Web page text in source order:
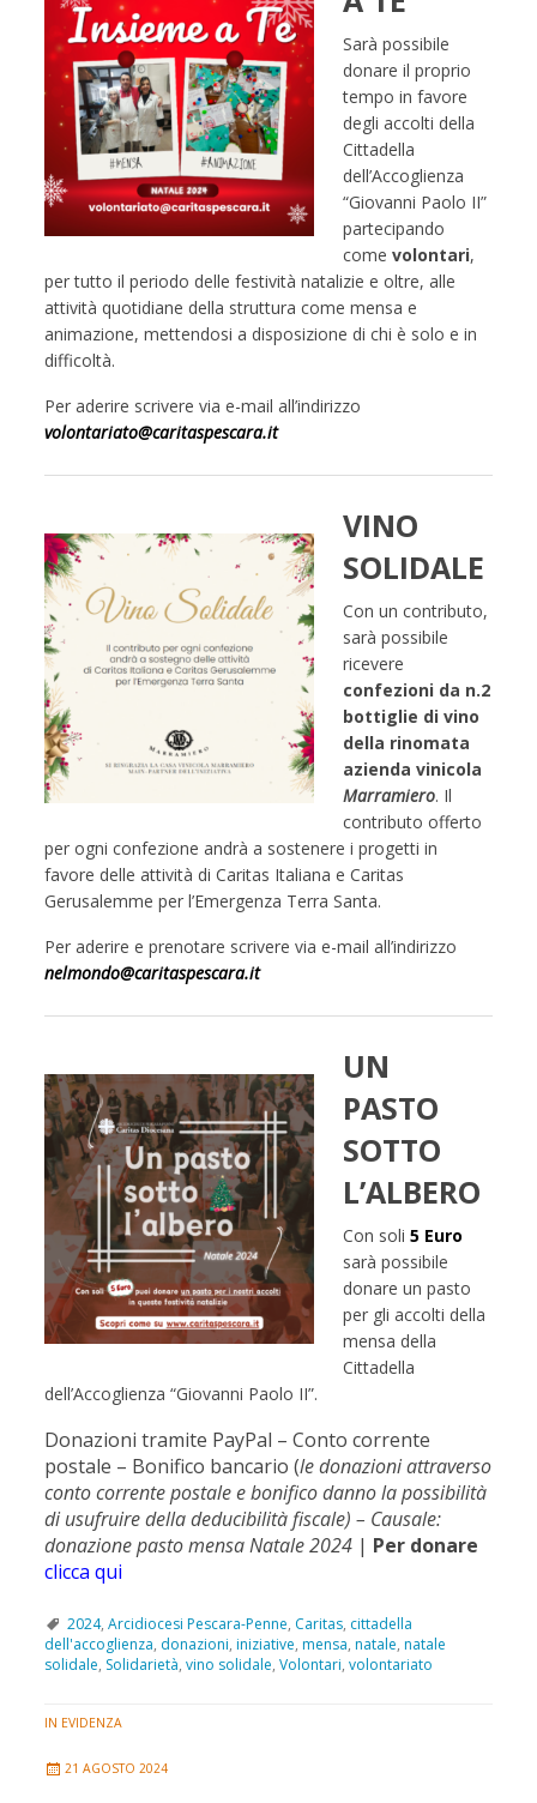
Sarà possibile
donare il proprio
tempo in favore
degli accolti della
Cittadella
dell’Accoglienza
“Giovanni Paolo II”
partecipando
comevolontari,
per tutto il periodo delle festività natalizie e oltre, alle
attività quotidiane della struttura come mensa e
animazione, mettendosi a disposizione di chi è solo e in
difficoltà.
Per aderire scrivere via e-mail all’indirizzo
volontariato@caritaspescara.it
VINO
SOLIDALE
Con un contributo,
sarà possibile
ricevere
confezioni da n.2
bottiglie di vino
della rinomata
azienda vinicola
Marramiero. Il
contributo offerto
per ogni confezione andrà a sostenere i progetti in
favore delle attività di Caritas Italiana e Caritas
Gerusalemme per l’Emergenza Terra Santa.
Per aderire e prenotare scrivere via e-mail all’indirizzo
nelmondo@caritaspescara.it
UN
PASTO
SOTTO
L’ALBERO
Con soli5 Euro
sarà possibile
donare un pasto
per gli accolti della
mensa della
Cittadella
dell’Accoglienza “Giovanni Paolo II”.
Donazioni tramite PayPal – Conto corrente
postale – Bonifico bancario (le donazioni attraverso
conto corrente postale e bonifico danno la possibilità
di usufruire della deducibilità fiscale) – Causale:
donazione pasto mensa Natale 2024 | Per donare
clicca qui
2024,Arcidiocesi Pescara-Penne, Caritas, cittadella
dell'accoglienza, donazioni,iniziative,mensa,natale,natale
solidale, Solidarietà,vino solidale,Volontari,volontariato
IN EVIDENZA
21 AGOSTO 2024